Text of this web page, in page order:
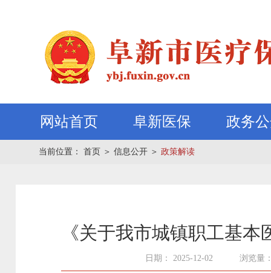
网站首页 阜新医保 政务
当前位置： 首页 ＞ 信息公开 ＞ 政策解读
《关于我市城镇职工基
日期： 2025-12-02 浏览量